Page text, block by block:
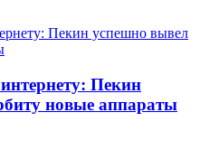
Пекин
новые аппараты